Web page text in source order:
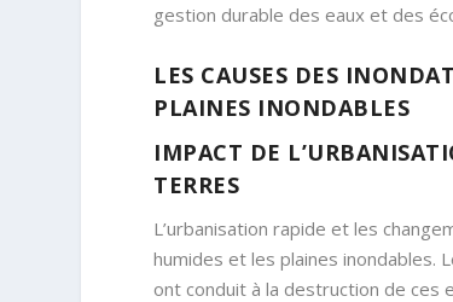
gestion durable des eaux et des
LES CAUSES DES
PLAINES INONDABLES
IMPACT DE
TERRES
L’urbanisation rapide et les
humides et les plaines inondables.
ont conduit à la destruction de ces